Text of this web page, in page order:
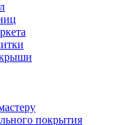
покрытия